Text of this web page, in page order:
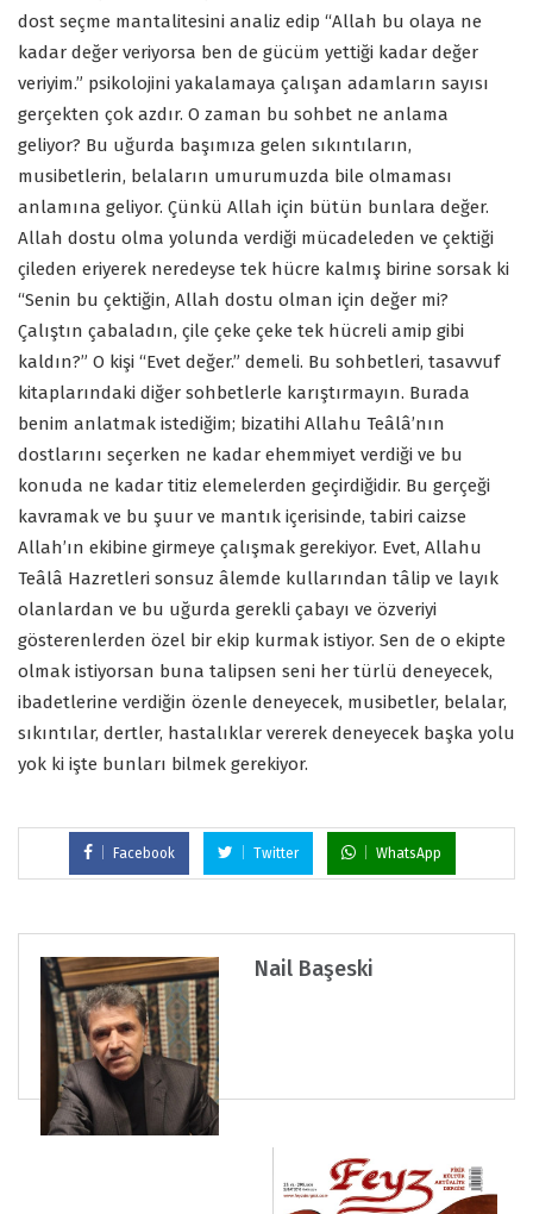
dost seçme mantalitesini analiz edip “Allah bu olaya ne
kadar değer veriyorsa ben de gücüm yettiği kadar değer
veriyim.” psikolojini yakalamaya çalışan adamların sayısı
gerçekten çok azdır. O zaman bu sohbet ne anlama
geliyor? Bu uğurda başımıza gelen sıkıntıların,
musibetlerin, belaların umurumuzda bile olmaması
anlamına geliyor. Çünkü Allah için bütün bunlara değer.
Allah dostu olma yolunda verdiği mücadeleden ve çektiği
çileden eriyerek neredeyse tek hücre kalmış birine sorsak ki
“Senin bu çektiğin, Allah dostu olman için değer mi?
Çalıştın çabaladın, çile çeke çeke tek hücreli amip gibi
kaldın?” O kişi “Evet değer.” demeli. Bu sohbetleri, tasavvuf
kitaplarındaki diğer sohbetlerle karıştırmayın. Burada
benim anlatmak istediğim; bizatihi Allahu Teâlâ’nın
dostlarını seçerken ne kadar ehemmiyet verdiği ve bu
konuda ne kadar titiz elemelerden geçirdiğidir. Bu gerçeği
kavramak ve bu şuur ve mantık içerisinde, tabiri caizse
Allah’ın ekibine girmeye çalışmak gerekiyor. Evet, Allahu
Teâlâ Hazretleri sonsuz âlemde kullarından tâlip ve layık
olanlardan ve bu uğurda gerekli çabayı ve özveriyi
gösterenlerden özel bir ekip kurmak istiyor. Sen de o ekipte
olmak istiyorsan buna talipsen seni her türlü deneyecek,
ibadetlerine verdiğin özenle deneyecek, musibetler, belalar,
sıkıntılar, dertler, hastalıklar vererek deneyecek başka yolu
yok ki işte bunları bilmek gerekiyor.
Facebook Twitter WhatsApp
Nail Başeski